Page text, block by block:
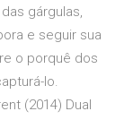
gárgulas,
e seguir sua
o porquê dos
lo.
(2014) Dual